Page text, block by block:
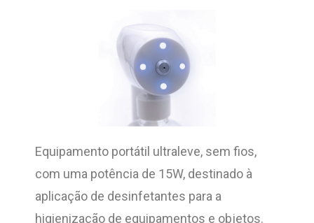
Equipamento portátil ultraleve, sem fios,
com uma potência de 15W, destinado à
aplicação de desinfetantes para a
higienização de equipamentos e objetos.